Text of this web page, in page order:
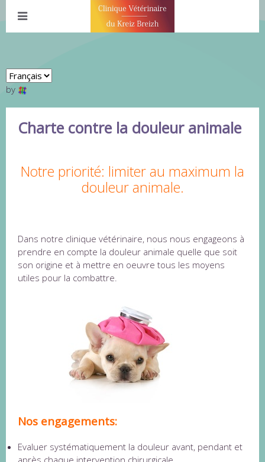
by
Charte contre la douleur animale
Notre priorité: limiter au maximum la
douleur animale.
Dans notre clinique vétérinaire, nous nous engageons à
prendre en compte la douleur animale quelle que soit
son origine et à mettre en oeuvre tous les moyens
utiles pour la combattre.
Nos engagements:
Evaluer systématiquement la douleur avant, pendant et
après chaque intervention chirurgicale.